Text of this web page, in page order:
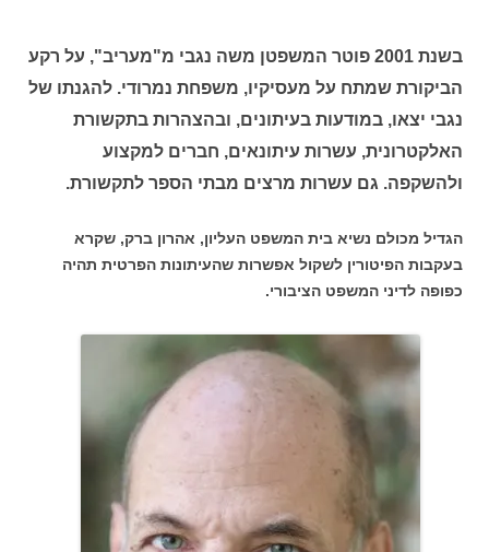
בשנת 2001 פוטר המשפטן משה נגבי מ"מעריב", על רקע
הביקורת שמתח על מעסיקיו, משפחת נמרודי. להגנתו של
נגבי יצאו, במודעות בעיתונים, ובהצהרות בתקשורת
האלקטרונית, עשרות עיתונאים, חברים למקצוע
ולהשקפה. גם עשרות מרצים מבתי הספר לתקשורת.
הגדיל מכולם נשיא בית המשפט העליון, אהרון ברק, שקרא
בעקבות הפיטורין לשקול אפשרות שהעיתונות הפרטית תהיה
כפופה לדיני המשפט הציבורי.